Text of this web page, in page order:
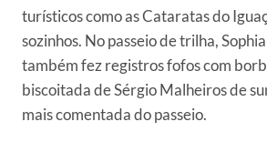
turísticos como as Cataratas do
sozinhos. No passeio de trilha,
também fez registros fofos com
biscoitada de Sérgio Malheiros de
mais comentada do passeio.